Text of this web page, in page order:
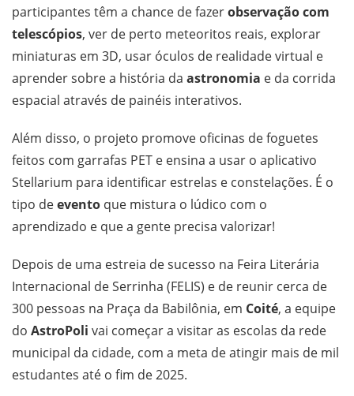
participantes têm a chance de fazerobservação com
telescópios, ver de perto meteoritos reais, explorar
miniaturas em 3D, usar óculos de realidade virtual e
aprender sobre a história da astronomia e da corrida
espacial através de painéis interativos.
Além disso, o projeto promove oficinas de foguetes
feitos com garrafas PET e ensina a usar o aplicativo
Stellarium para identificar estrelas e constelações. É o
tipo deevento que mistura o lúdico com o
aprendizado e que a gente precisa valorizar!
Depois de uma estreia de sucesso na Feira Literária
Internacional de Serrinha (FELIS) e de reunir cerca de
300 pessoas na Praça da Babilônia, em Coité, a equipe
do AstroPoli vai começar a visitar as escolas da rede
municipal da cidade, com a meta de atingir mais de mil
estudantes até o fim de 2025.